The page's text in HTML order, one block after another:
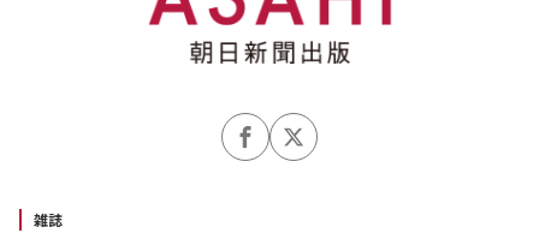
雑誌